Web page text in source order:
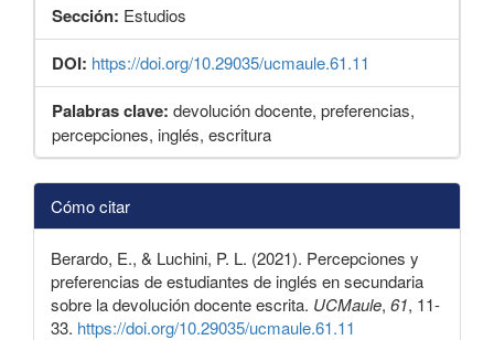
Sección: Estudios
DOI: https://doi.org/10.29035/ucmaule.61.11
Palabras clave: devolución docente, preferencias,
percepciones, inglés, escritura
Detalles
del
artículo
Cómo citar
Berardo, E., & Luchini, P. L. (2021). Percepciones y
preferencias de estudiantes de inglés en secundaria
sobre la devolución docente escrita. UCMaule, 61, 11-
33. https://doi.org/10.29035/ucmaule.61.11